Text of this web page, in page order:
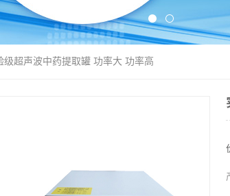
级超声波中药提取罐 功率大 功率高